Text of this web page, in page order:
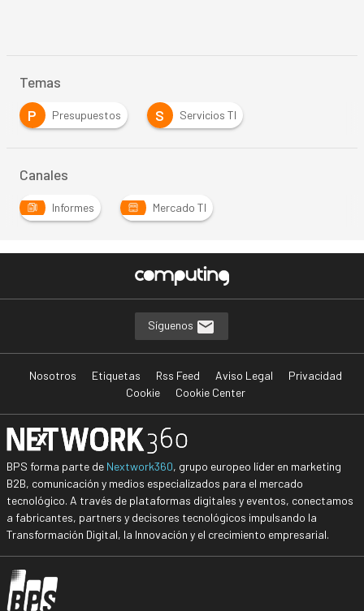
Temas
P
Presupuestos S Servicios TI
Canales
Informes Mercado TI
Síguenos
Nosotros Etiquetas Rss Feed Aviso Legal
Privacidad
Cookie
Cookie Center
BPS forma parte de Nextwork360, grupo europeo líder en marketing
B2B, comunicación y medios especializados para el mercado
tecnológico. A través de plataformas digitales y eventos, conectamos
a fabricantes, partners y decisores tecnológicos impulsando la
Transformación Digital, la Innovación y el crecimiento empresarial.